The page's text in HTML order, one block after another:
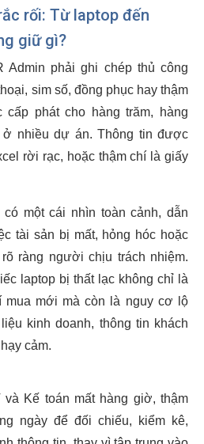
rối: Từ laptop đến
giữ gì?
phải ghi chép thủ công
sim số, đồng phục hay thậm
phát cho hàng trăm, hàng
ở nhiều dự án. Thông tin được
rời rạc, hoặc thậm chí là giấy
có một cái nhìn toàn cảnh, dẫn
tài sản bị mất, hỏng hóc hoặc
rõ ràng người chịu trách nhiệm.
laptop bị thất lạc không chỉ là
mua mới mà còn là nguy cơ lộ
kinh doanh, thông tin khách
cảm.
và Kế toán mất hàng giờ, thậm
ngày để đối chiếu, kiểm kê,